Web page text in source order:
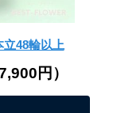
48輪以上
円 ）